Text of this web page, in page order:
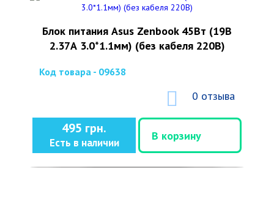
Блок питания Asus Zenbook 45Вт (19В
2.37А 3.0*1.1мм) (без кабеля 220В)
Код товара - 09638
0 отзыва
495 грн.
Есть в наличии
В корзину